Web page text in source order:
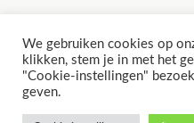
We gebruiken cookies op
klikken, stem je in met het
"Cookie-instellingen"
geven.